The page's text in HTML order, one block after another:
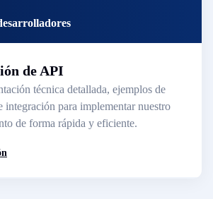
de API
técnica detallada, ejemplos de
integración para implementar nuestro
de forma rápida y eficiente.